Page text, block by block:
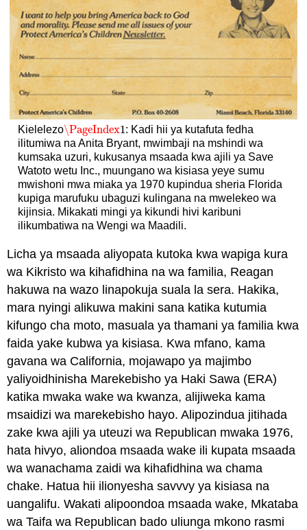
Kielelezo\PageIndex1
\PageIndex1: Kadi hii ya kutafuta fedha
ilitumiwa na Anita Bryant, mwimbaji na mshindi wa
kumsaka uzuri, kukusanya msaada kwa ajili ya Save
Watoto wetu Inc., muungano wa kisiasa yeye sumu
mwishoni mwa miaka ya 1970 kupindua sheria Florida
kupiga marufuku ubaguzi kulingana na mwelekeo wa
kijinsia. Mikakati mingi ya kikundi hivi karibuni
ilikumbatiwa na Wengi wa Maadili.
Licha ya msaada aliyopata kutoka kwa wapiga kura
wa Kikristo wa kihafidhina na wa familia, Reagan
hakuwa na wazo linapokuja suala la sera. Hakika,
mara nyingi alikuwa makini sana katika kutumia
kifungo cha moto, masuala ya thamani ya familia kwa
faida yake kubwa ya kisiasa. Kwa mfano, kama
gavana wa California, mojawapo ya majimbo
yaliyoidhinisha Marekebisho ya Haki Sawa (ERA)
katika mwaka wake wa kwanza, alijiweka kama
msaidizi wa marekebisho hayo. Alipozindua jitihada
zake kwa ajili ya uteuzi wa Republican mwaka 1976,
hata hivyo, aliondoa msaada wake ili kupata msaada
wa wanachama zaidi wa kihafidhina wa chama
chake. Hatua hii ilionyesha savvvy ya kisiasa na
uangalifu. Wakati alipoondoa msaada wake, Mkataba
wa Taifa wa Republican bado uliunga mkono rasmi